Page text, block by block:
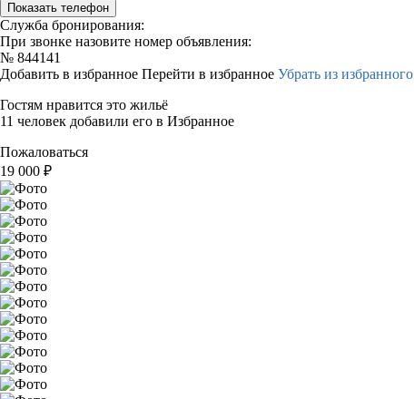
Показать телефон
Служба бронирования:
При звонке назовите номер объявления:
№ 844141
Добавить в избранное Перейти в избранное Убрать из избранного
Гостям нравится это жильё
11 человек добавили его в Избранное
Пожаловаться
19 000 ₽